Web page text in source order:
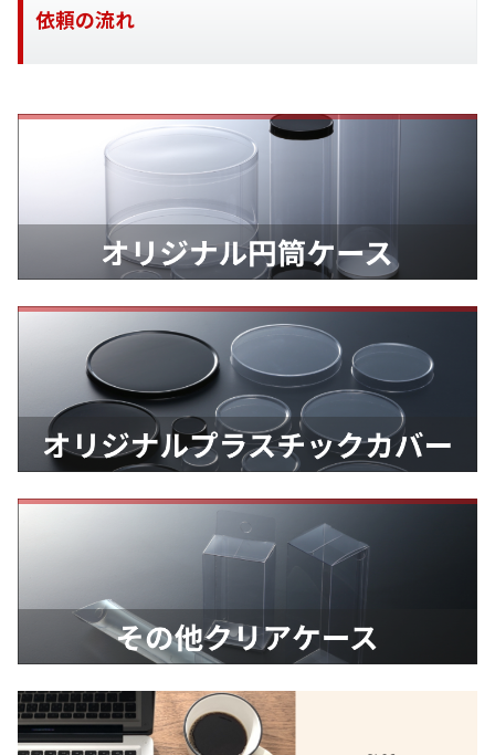
依頼の流れ